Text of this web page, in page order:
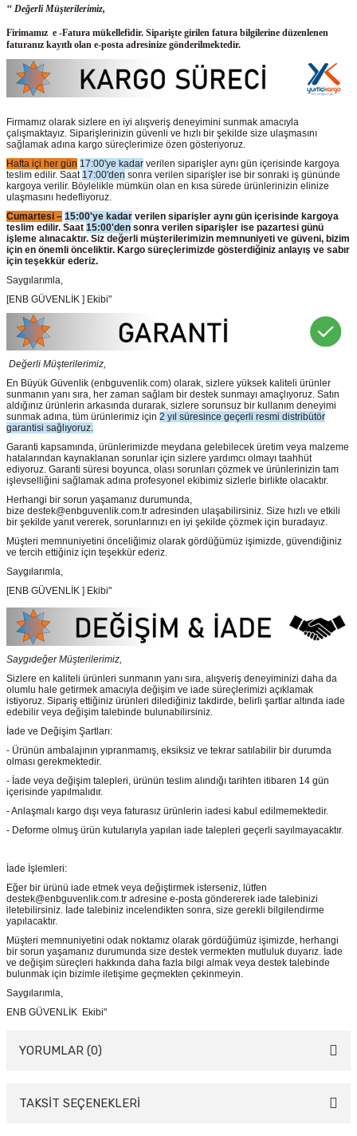
‘‘ Değerli Müşterilerimiz,
Firimamız e -Fatura mükellefidir. Siparişte girilen fatura bilgilerine düzenlenen
faturanız kayıtlı olan e-posta adresinize gönderilmektedir.
Firmamız olarak sizlere en iyi alışveriş deneyimini sunmak amacıyla
çalışmaktayız. Siparişlerinizin güvenli ve hızlı bir şekilde size ulaşmasını
sağlamak adına kargo süreçlerimize özen gösteriyoruz.
Hafta içi her gün 17:00'ye kadar verilen siparişler aynı gün içerisinde kargoya
teslim edilir. Saat 17:00'den sonra verilen siparişler ise bir sonraki iş gününde
kargoya verilir. Böylelikle mümkün olan en kısa sürede ürünlerinizin elinize
ulaşmasını hedefliyoruz.
Cumartesi – 15:00'ye kadar verilen siparişler aynı gün içerisinde kargoya
teslim edilir. Saat 15:00'den sonra verilen siparişler ise pazartesi günü
işleme alınacaktır. Siz değerli müşterilerimizin memnuniyeti ve güveni, bizim
için en önemli önceliktir. Kargo süreçlerimizde gösterdiğiniz anlayış ve sabır
için teşekkür ederiz.
Saygılarımla,
[ENB GÜVENLİK ] Ekibi"
Değerli Müşterilerimiz,
En Büyük Güvenlik (enbguvenlik.com) olarak, sizlere yüksek kaliteli ürünler
sunmanın yanı sıra, her zaman sağlam bir destek sunmayı amaçlıyoruz. Satın
aldığınız ürünlerin arkasında durarak, sizlere sorunsuz bir kullanım deneyimi
sunmak adına, tüm ürünlerimiz için 2 yıl süresince geçerli resmi distribütör
garantisi sağlıyoruz.
Garanti kapsamında, ürünlerimizde meydana gelebilecek üretim veya malzeme
hatalarından kaynaklanan sorunlar için sizlere yardımcı olmayı taahhüt
ediyoruz. Garanti süresi boyunca, olası sorunları çözmek ve ürünlerinizin tam
işlevselliğini sağlamak adına profesyonel ekibimiz sizlerle birlikte olacaktır.
Herhangi bir sorun yaşamanız durumunda,
bize destek@enbguvenlik.com.tr adresinden ulaşabilirsiniz. Size hızlı ve etkili
bir şekilde yanıt vererek, sorunlarınızı en iyi şekilde çözmek için buradayız.
Müşteri memnuniyetini önceliğimiz olarak gördüğümüz işimizde, güvendiğiniz
ve tercih ettiğiniz için teşekkür ederiz.
Saygılarımla,
[ENB GÜVENLİK ] Ekibi"
Saygıdeğer Müşterilerimiz,
Sizlere en kaliteli ürünleri sunmanın yanı sıra, alışveriş deneyiminizi daha da
olumlu hale getirmek amacıyla değişim ve iade süreçlerimizi açıklamak
istiyoruz. Sipariş ettiğiniz ürünleri dilediğiniz takdirde, belirli şartlar altında iade
edebilir veya değişim talebinde bulunabilirsiniz.
İade ve Değişim Şartları:
- Ürünün ambalajının yıpranmamış, eksiksiz ve tekrar satılabilir bir durumda
olması gerekmektedir.
- İade veya değişim talepleri, ürünün teslim alındığı tarihten itibaren 14 gün
içerisinde yapılmalıdır.
- Anlaşmalı kargo dışı veya faturasız ürünlerin iadesi kabul edilmemektedir.
- Deforme olmuş ürün kutularıyla yapılan iade talepleri geçerli sayılmayacaktır.
İade İşlemleri:
Eğer bir ürünü iade etmek veya değiştirmek isterseniz, lütfen
destek@enbguvenlik.com.tr adresine e-posta göndererek iade talebinizi
iletebilirsiniz. İade talebiniz incelendikten sonra, size gerekli bilgilendirme
yapılacaktır.
Müşteri memnuniyetini odak noktamız olarak gördüğümüz işimizde, herhangi
bir sorun yaşamanız durumunda size destek vermekten mutluluk duyarız. İade
ve değişim süreçleri hakkında daha fazla bilgi almak veya destek talebinde
bulunmak için bizimle iletişime geçmekten çekinmeyin.
Saygılarımla,
ENB GÜVENLİK Ekibi"
YORUMLAR (0)
Bu ürüne ilk yorumu siz yapın!
TAKSİT SEÇENEKLERİ